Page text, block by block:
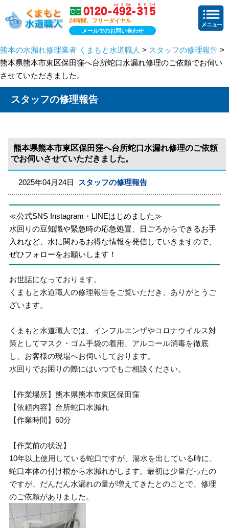
24時間、フリーダイヤル
メールでのお問い合わせ
熊本の水漏れ修理業者 くまもと水道職人 > スタッフの修理報告 >
熊本県熊本市東区保田窪へ台所蛇口水漏れ修理のご依頼でお伺い
させていただきました。
スタッフの修理報告
熊本県熊本市東区保田窪へ台所蛇口水漏れ修理のご依頼
でお伺いさせていただきました。
2025年04月24日 スタッフの修理報告
≪公式SNS Instagram・LINEはじめました≫
水回りの豆知識や緊急時の応急処置、日ごろからできるお手
入れなど、水に関わるお得な情報を発信していきますので、
ぜひフォローをお願いします！
お世話になっております。
くまもと水道職人の修理報告をご覧いただき、ありがとうご
ざいます。
くまもと水道職人では、インフルエンザやコロナウイルス対
策としてマスク・ゴム手袋の着用、アルコール消毒を徹底
し、お客様の現場へお伺いしております。
水回りでお困りの際にはいつでもご相談ください。
【作業場所】熊本県熊本市東区保田窪
【依頼内容】台所蛇口水漏れ
【作業時間】60分
【作業前の状況】
10年以上使用している蛇口ですが、湯水を出している時に、
蛇口本体の付け根から水漏れがします。最初は少量だったの
ですが、だんだん水漏れの量が増えてきたとのことで、修理
のご依頼がありました。